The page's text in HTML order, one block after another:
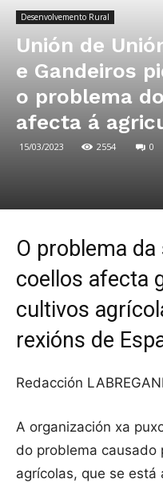
Desenvolvemento Rural
Unión de
e Gandeiros
o problema
afecta á
15/03/2023 2554 0
O problema
coellos afecta
cultivos
rexións de
Redacción
A organización xa
do problema causado
agrícolas, que se está